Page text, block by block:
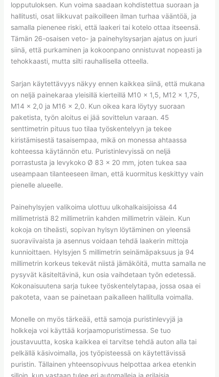
lopputuloksen. Kun voima saadaan kohdistettua suoraan ja
hallitusti, osat liikkuvat paikoilleen ilman turhaa vääntöä, ja
samalla pienenee riski, että laakeri tai kotelo ottaa itseensä.
Tämän 26-osaisen veto- ja painehylsysarjan ajatus on juuri
siinä, että purkaminen ja kokoonpano onnistuvat nopeasti ja
tehokkaasti, mutta silti rauhallisella otteella.
Sarjan käytettävyys näkyy ennen kaikkea siinä, että mukana
on neljä painekaraa yleisillä kierteillä M10 x 1,5, M12 x 1,75,
M14 x 2,0 ja M16 x 2,0. Kun oikea kara löytyy suoraan
paketista, työn aloitus ei jää sovittelun varaan. 45
senttimetrin pituus tuo tilaa työskentelyyn ja tekee
kiristämisestä tasaisempaa, mikä on monessa ahtaassa
kohteessa käytännön etu. Puristinlevyissä on neljä
porrastusta ja levykoko Ø 83 x 20 mm, joten tukea saa
useampaan tilanteeseen ilman, että kuormitus keskittyy vain
pienelle alueelle.
Painehylsyjen valikoima ulottuu ulkohalkaisijoissa 44
millimetristä 82 millimetriin kahden millimetrin välein. Kun
kokoja on tiheästi, sopivan hylsyn löytäminen on yleensä
suoraviivaista ja asennus voidaan tehdä laakerin mittoja
kunnioittaen. Hylsyjen 5 millimetrin seinämäpaksuus ja 94
millimetrin korkeus tekevät niistä jämäköitä, mutta samalla ne
pysyvät käsiteltävinä, kun osia vaihdetaan työn edetessä.
Kokonaisuutena sarja tukee työskentelytapaa, jossa osaa ei
pakoteta, vaan se painetaan paikalleen hallitulla voimalla.
Monelle on myös tärkeää, että samoja puristinlevyjä ja
holkkeja voi käyttää korjaamopuristimessa. Se tuo
joustavuutta, koska kaikkea ei tarvitse tehdä auton alla tai
pelkällä käsivoimalla, jos työpisteessä on käytettävissä
puristin. Tällainen yhteensopivuus helpottaa arkea etenkin